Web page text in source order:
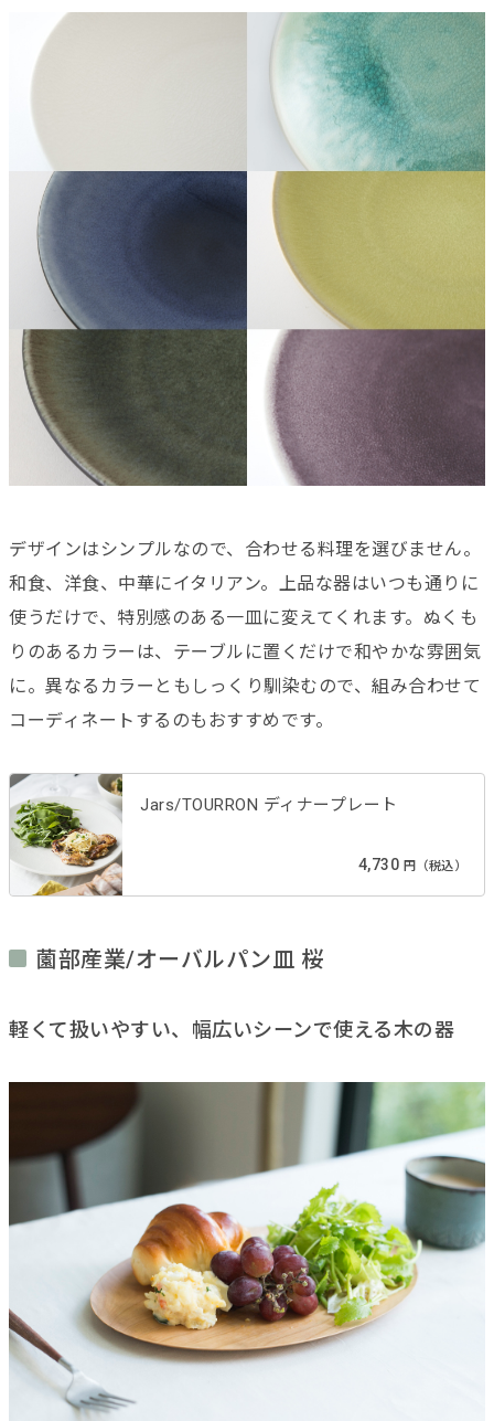
デザインはシンプルなので、合わせる料理を選びません。
和食、洋食、中華にイタリアン。上品な器はいつも通りに
使うだけで、特別感のある一皿に変えてくれます。ぬくも
りのあるカラーは、テーブルに置くだけで和やかな雰囲気
に。異なるカラーともしっくり馴染むので、組み合わせて
コーディネートするのもおすすめです。
Jars/TOURRON ディナープレート
4,730 円（税込）
薗部産業/オーバルパン皿 桜
軽くて扱いやすい、幅広いシーンで使える木の器